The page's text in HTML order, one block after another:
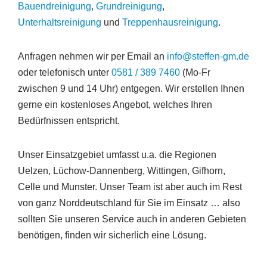
Bauendreinigung, Grundreinigung,
Unterhaltsreinigung und Treppenhausreinigung.
Anfragen nehmen wir per Email an info@steffen-gm.de
oder telefonisch unter 0581 / 389 7460 (Mo-Fr
zwischen 9 und 14 Uhr) entgegen. Wir erstellen Ihnen
gerne ein kostenloses Angebot, welches Ihren
Bedürfnissen entspricht.
Unser Einsatzgebiet umfasst u.a. die Regionen
Uelzen, Lüchow-Dannenberg, Wittingen, Gifhorn,
Celle und Munster. Unser Team ist aber auch im Rest
von ganz Norddeutschland für Sie im Einsatz … also
sollten Sie unseren Service auch in anderen Gebieten
benötigen, finden wir sicherlich eine Lösung.